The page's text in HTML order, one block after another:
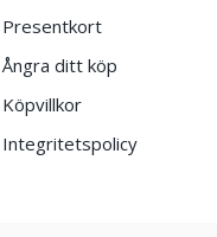
Presentkort
Ångra ditt köp
Köpvillkor
Integritetspolicy